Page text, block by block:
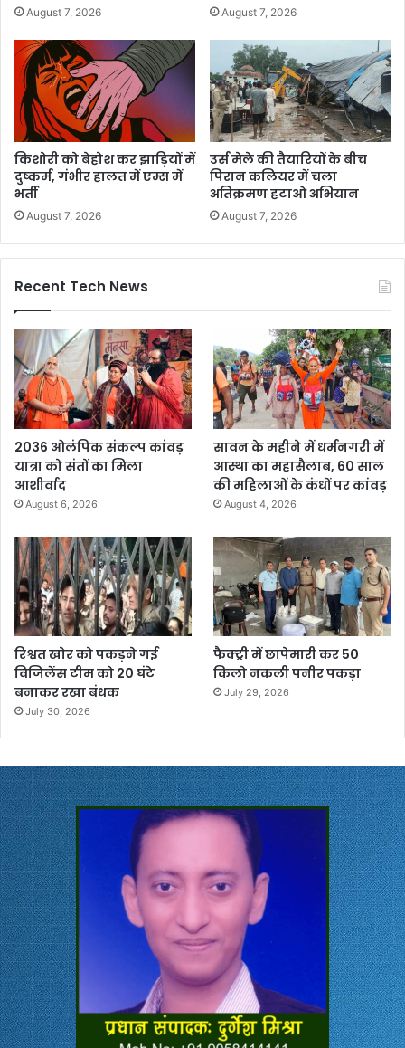
August 7, 2026 August 7, 2026
किशोरी को बेहोश कर झाड़ियों में
दुष्कर्म, गंभीर हालत में एम्स में
भर्ती
August 7, 2026
उर्स मेले की तैयारियों के बीच
पिरान कलियर में चला
अतिक्रमण हटाओ अभियान
August 7, 2026
Recent Tech News
2036 ओलंपिक संकल्प कांवड़
यात्रा को संतों का मिला
आशीर्वाद
August 6, 2026
सावन के महीने में धर्मनगरी में
आस्था का महासैलाब, 60 साल
की महिलाओं के कंधों पर कांवड़
August 4, 2026
रिश्वत खोर को पकड़ने गई
विजिलेंस टीम को 20 घंटे
बनाकर रखा बंधक
July 30, 2026
फैक्ट्री में छापेमारी कर 50
किलो नकली पनीर पकड़ा
July 29, 2026